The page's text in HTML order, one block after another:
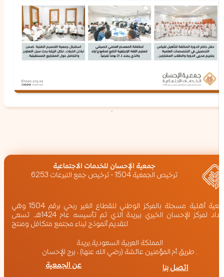
‏جمعية الإحسان للخدمات الاجتماعية
ترخيص الجمعية 1504 - ترخيص جمع التبرعات 6253
جمعية أهلية مسجلة بالمركز الوطني للقطاع الغير ربحي برقم 1504 وهي
امتداد لمركز الإحسان الخيري ببريدة الذي تم تأسيسه عام 1424هـ. تسعى
لتقديم أنموذج لبناء مجتمع متكافل ومنتج
المملكة العربية السعودية,بريدة
طريق أم المؤمنين عائشة (رضي الله عنها) ، برج الإحسان .
عن الجمعية اتصل بنا